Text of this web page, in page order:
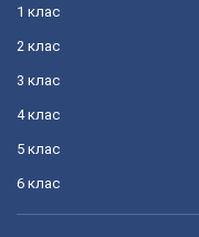
1 клас
2 клас
3 клас
4 клас
5 клас
6 клас